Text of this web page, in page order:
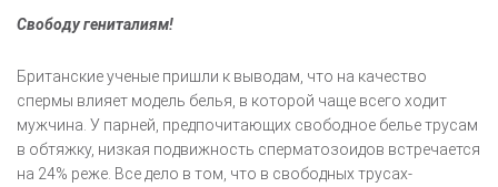
Свободу гениталиям!
Британские ученые пришли к выводам, что на качество
спермы влияет модель белья, в которой чаще всего ходит
мужчина. У парней, предпочитающих свободное белье трусам
в обтяжку, низкая подвижность сперматозоидов встречается
на 24% реже. Все дело в том, что в свободных трусах-